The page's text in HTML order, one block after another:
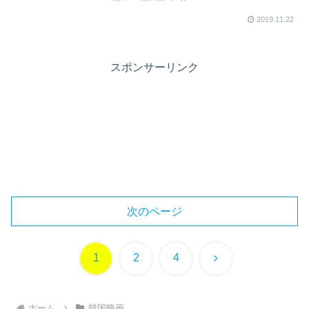
2019.11.22
スポンサーリンク
次のページ
1 2 4 次